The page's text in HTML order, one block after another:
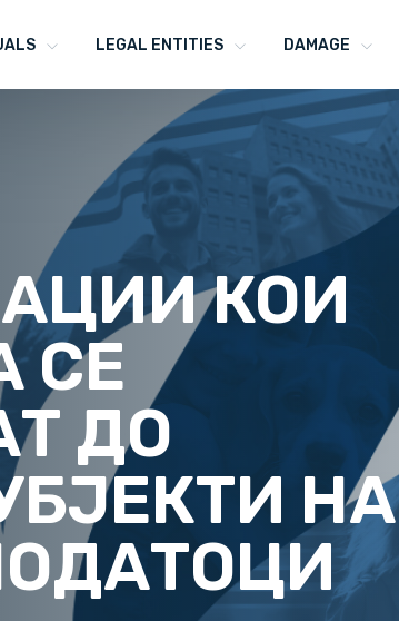
LEGAL ENTITIES DAMAGE
КОИ
СЕ
ДО
НА